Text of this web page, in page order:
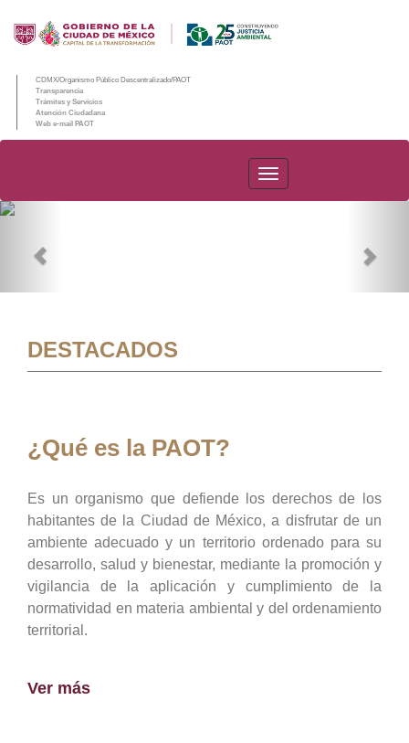
CDMX/Organismo Público Descentralizado/PAOT
Transparencia
Trámites y Servicios
Atención Ciudadana
Web e-mail PAOT
PAOT
DESTACADOS
¿Qué es la PAOT?
Es un organismo que defiende los derechos de los
habitantes de la Ciudad de México, a disfrutar de un
ambiente adecuado y un territorio ordenado para su
desarrollo, salud y bienestar, mediante la promoción y
vigilancia de la aplicación y cumplimiento de la
normatividad en materia ambiental y del ordenamiento
territorial.
Ver más